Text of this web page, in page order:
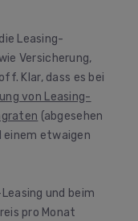
Leasing-
Versicherung,
Klar, dass es bei
von Leasing-
(abgesehen
etwaigen
und beim
pro Monat